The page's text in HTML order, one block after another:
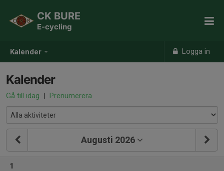
Kalender Logga in
CK BURE
E-cycling
Kalender
Gå till idag | Prenumerera
Augusti 2026
1